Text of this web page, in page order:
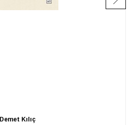
Demet Kılıç